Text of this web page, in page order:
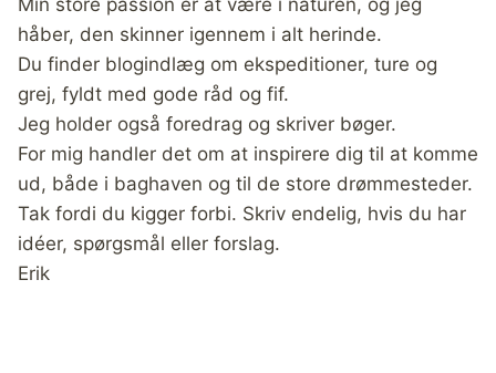
Min store passion er at være i naturen, og jeg
håber, den skinner igennem i alt herinde.
Du finder blogindlæg om ekspeditioner, ture og
grej, fyldt med gode råd og fif.
Jeg holder også foredrag og skriver bøger.
For mig handler det om at inspirere dig til at komme
ud, både i baghaven og til de store drømmesteder.
Tak fordi du kigger forbi. Skriv endelig, hvis du har
idéer, spørgsmål eller forslag.
Erik